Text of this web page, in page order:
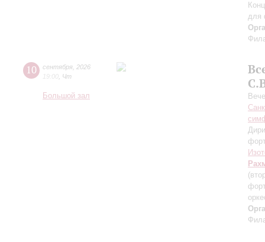
для
10 сентября 2026
19:00 Чт
Большой зал